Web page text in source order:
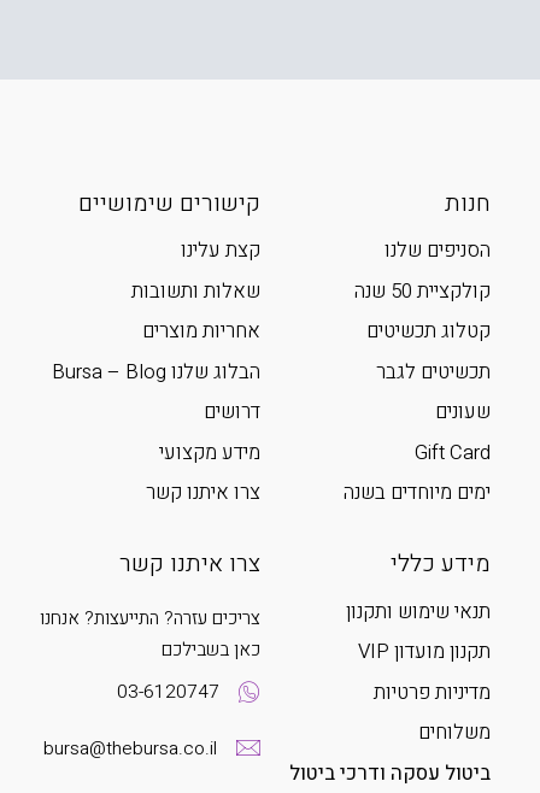
חנות
הסניפים שלנו
קולקציית 50 שנה
קטלוג תכשיטים
תכשיטים לגבר
שעונים
Gift Card
ימים מיוחדים בשנה
קישורים שימושיים
קצת עלינו
שאלות ותשובות
אחריות מוצרים
הבלוג שלנו Bursa – Blog
דרושים
מידע מקצועי
צרו איתנו קשר
מידע כללי
תנאי שימוש ותקנון
תקנון מועדון VIP
מדיניות פרטיות
משלוחים
ביטול עסקה ודרכי ביטול
צרו איתנו קשר
צריכים עזרה? התייעצות? אנחנו
כאן בשבילכם
03-6120747
bursa@thebursa.co.il